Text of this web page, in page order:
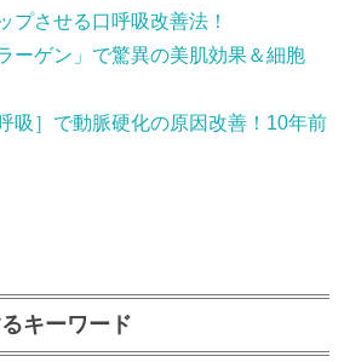
プさせる口呼吸改善法！
ーゲン」で驚異の美肌効果＆細胞
吸］で動脈硬化の原因改善！10年前
キーワード